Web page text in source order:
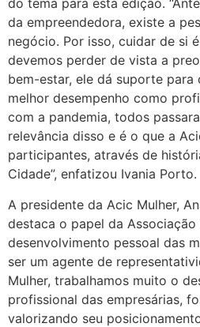
do tema para esta edição.
da empreendedora, existe a
negócio. Por isso, cuidar de si
devemos perder de vista a
bem-estar, ele dá suporte para
melhor desempenho como
com a pandemia, todos
relevância disso e é o que a
participantes, através de
Cidade”, enfatizou Ivania Porto.
A presidente da Acic Mulher,
destaca o papel da
desenvolvimento pessoal das
ser um agente de
Mulher, trabalhamos muito o
profissional das empresárias,
valorizando seu